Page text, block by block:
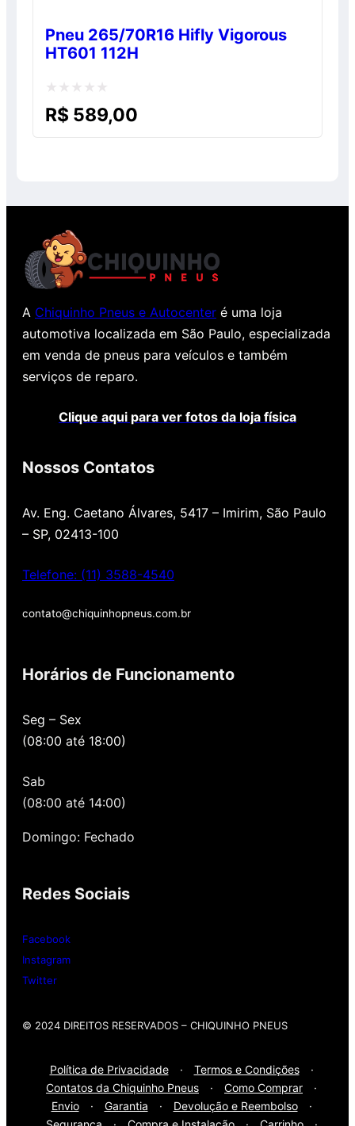
Pneu 265/70R16 Hifly Vigorous
HT601 112H
Avaliação
R$ 589,00
A Chiquinho Pneus e Autocenter é uma loja
automotiva localizada em São Paulo, especializada
em venda de pneus para veículos e também
serviços de reparo.
Clique aqui para ver fotos da loja física
Europeu de qualidade!
Temos uma loja novinha, com os melhores
quando você precisa voltar para revisar,
nossa loja possui grande parceria com a
Whatsap: (11) 3588-4540
Nossos Contatos
Av. Eng. Caetano Álvares, 5417 – Imirim, São Paulo
– SP, 02413-100
Telefone: (11) 3588-4540
contato@chiquinhopneus.com.br
Horários de Funcionamento
Seg – Sex
(08:00 até 18:00)
Sab
(08:00 até 14:00)
Domingo: Fechado
Redes Sociais
Facebook
Instagram
Twitter
© 2024 DIREITOS RESERVADOS​ – CHIQUINHO PNEUS
Política de Privacidade · Termos e Condições
·
Contatos da Chiquinho Pneus
· Como Comprar
·
Envio
· Garantia · Devolução e Reembolso
·